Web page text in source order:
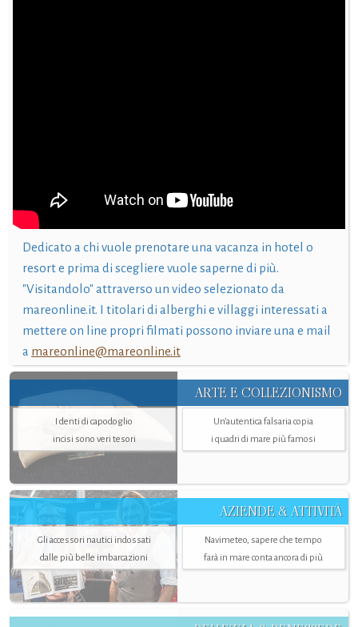
Dedicato a chi vuole prenotare una vacanza in hotel o
resort e prima di scegliere vuole saperne di più.
"Visitandolo" attraverso un video selezionato da
mareonline.it. I titolari di alberghi e villaggi interessati a
mettere on line propri filmati possono inviare una e mail
a mareonline@mareonline.it
ARTE E COLLEZIONISMO
I denti di capodoglio
incisi sono veri tesori
Un’autentica falsaria copia
i quadri di mare più famosi
AZIENDE & ATTIVITÀ
Gli accessori nautici indossati
dalle più belle imbarcazioni
Navimeteo, sapere che tempo
farà in mare conta ancora di più